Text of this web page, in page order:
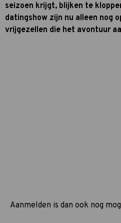
seizoen krijgt, blijken te
datingshow zijn nu alleen nog
vrijgezellen die het avontuur
Aanmelden is dan ook nog